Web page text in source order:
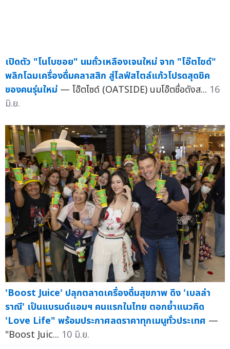
เปิดตัว "โนโบซอย" นมถั่วเหลืองเจนใหม่ จาก "โอ๊ตไซด์"
พลิกโฉมเครื่องดื่มคลาสสิก สู่ไลฟ์สไตล์แก้วโปรดสุดชิค
ของคนรุ่นใหม่ — โอ๊ตไซด์ (OATSIDE) นมโอ๊ตชื่อดังส... 16
มิ.ย.
'Boost Juice' ปลุกตลาดเครื่องดื่มสุขภาพ ดึง 'เบลล่า
ราณี' เป็นแบรนด์แอมฯ คนแรกในไทย ตอกย้ำแนวคิด
'Love Life" พร้อมประกาศลดราคาทุกเมนูทั่วประเทศ —
"Boost Juic... 10 มิ.ย.